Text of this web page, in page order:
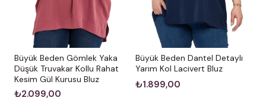
Büyük Beden Gömlek Yaka
Düşük Truvakar Kollu Rahat
Kesim Gül Kurusu Bluz
₺2.099,00
Büyük Beden Dantel Detaylı
Yarım Kol Lacivert Bluz
₺1.899,00